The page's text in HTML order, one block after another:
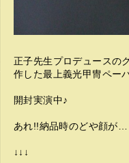
正子先生プロデュースの
作した最上義光甲冑ペー
開封実演中♪
あれ!!納品時のどや顔が
↓↓↓